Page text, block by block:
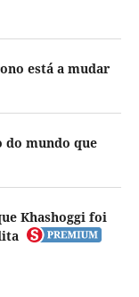
está a mudar
do mundo que
Khashoggi foi